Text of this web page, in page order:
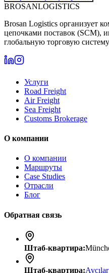
BROSANLOGISTICS
Brosan Logistics организует
цепочками поставок (SCM),
глобальную торговую
Услуги
Road Freight
Air Freight
Sea Freight
Customs Brokerage
О компании
О компании
Маршруты
Case Studies
Отрасли
Блог
Обратная связь
Штаб-квартира:
Штаб-квартира: